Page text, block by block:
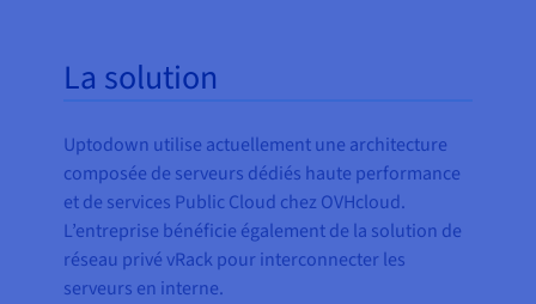
La solution
Uptodown utilise actuellement une architecture
composée de serveurs dédiés haute performance
et de services Public Cloud chez OVHcloud.
L’entreprise bénéficie également de la solution de
réseau privé vRack pour interconnecter les
serveurs en interne.